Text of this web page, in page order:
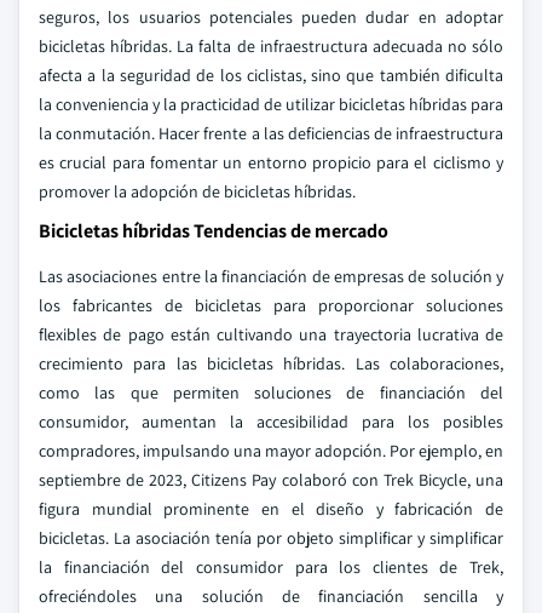
seguros, los usuarios potenciales pueden dudar en adoptar
bicicletas híbridas. La falta de infraestructura adecuada no sólo
afecta a la seguridad de los ciclistas, sino que también dificulta
la conveniencia y la practicidad de utilizar bicicletas híbridas para
la conmutación. Hacer frente a las deficiencias de infraestructura
es crucial para fomentar un entorno propicio para el ciclismo y
promover la adopción de bicicletas híbridas.
Bicicletas híbridas Tendencias de mercado
Las asociaciones entre la financiación de empresas de solución y
los fabricantes de bicicletas para proporcionar soluciones
flexibles de pago están cultivando una trayectoria lucrativa de
crecimiento para las bicicletas híbridas. Las colaboraciones,
como las que permiten soluciones de financiación del
consumidor, aumentan la accesibilidad para los posibles
compradores, impulsando una mayor adopción. Por ejemplo, en
septiembre de 2023, Citizens Pay colaboró con Trek Bicycle, una
figura mundial prominente en el diseño y fabricación de
bicicletas. La asociación tenía por objeto simplificar y simplificar
la financiación del consumidor para los clientes de Trek,
ofreciéndoles una solución de financiación sencilla y